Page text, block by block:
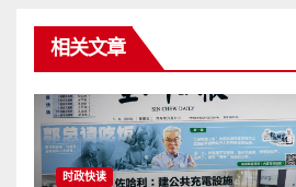
相关文章
时政快读